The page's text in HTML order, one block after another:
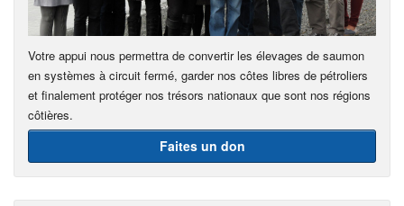
Votre appui nous permettra de convertir les élevages de saumon
en systèmes à circuit fermé, garder nos côtes libres de pétroliers
et finalement protéger nos trésors nationaux que sont nos régions
côtières.
Faites un don